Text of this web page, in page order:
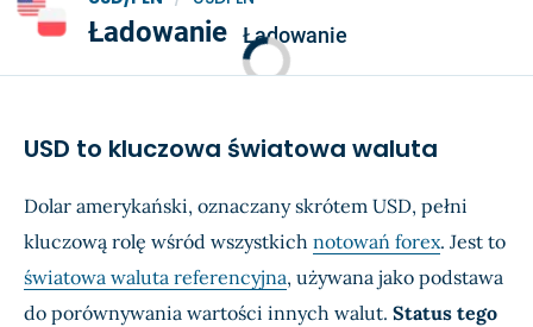
Ładowanie Ładowanie
USD to kluczowa światowa waluta
Dolar amerykański, oznaczany skrótem USD, pełni
kluczową rolę wśród wszystkich notowań forex. Jest to
światowa waluta referencyjna, używana jako podstawa
do porównywania wartości innych walut. Status tego